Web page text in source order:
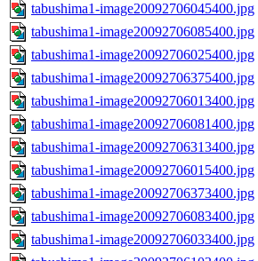
tabushima1-image20092706045400.jpg
tabushima1-image20092706085400.jpg
tabushima1-image20092706025400.jpg
tabushima1-image20092706375400.jpg
tabushima1-image20092706013400.jpg
tabushima1-image20092706081400.jpg
tabushima1-image20092706313400.jpg
tabushima1-image20092706015400.jpg
tabushima1-image20092706373400.jpg
tabushima1-image20092706083400.jpg
tabushima1-image20092706033400.jpg